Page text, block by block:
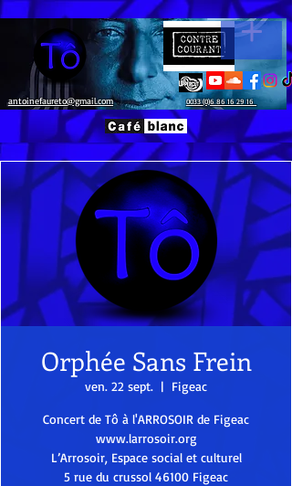
antoinefaureto@gmail.com 0033 (0)6 86 16 29 16
Orphée Sans Frein
ven. 22 sept.
  |
Figeac
Concert de Tô à l'ARROSOIR de Figeac
www.larrosoir.org
L’Arrosoir, Espace social et culturel
5 rue du crussol 46100 Figeac